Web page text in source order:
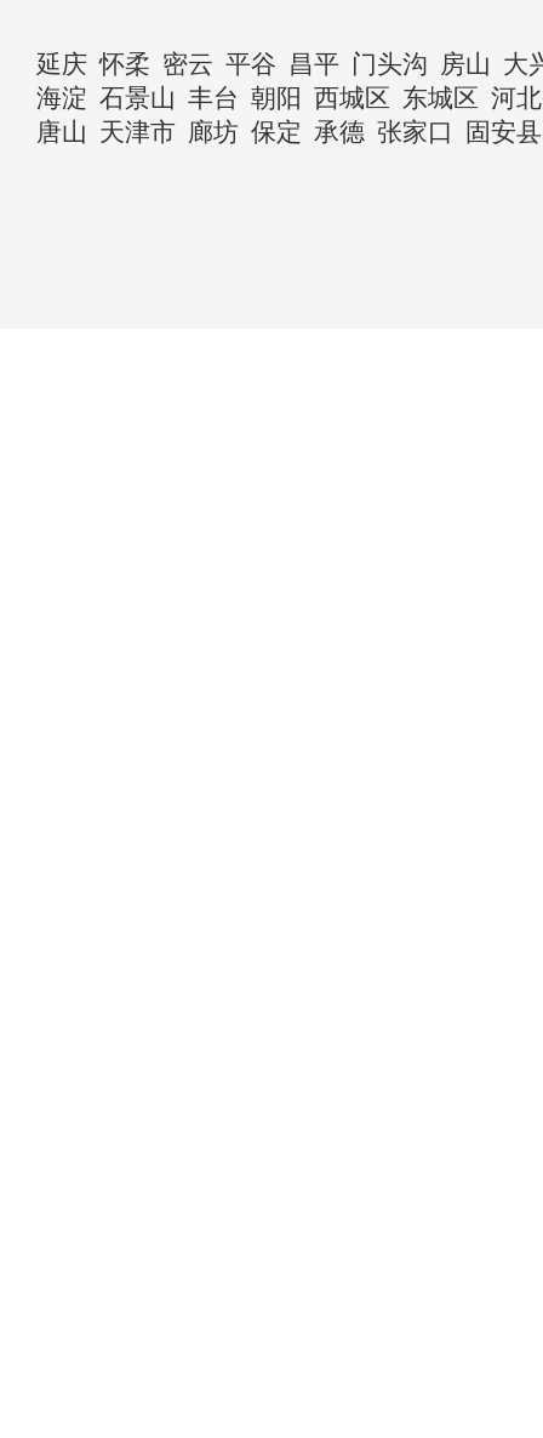
延庆 怀柔 密云 平谷 昌平 门头沟 房山 大
海淀 石景山 丰台 朝阳 西城区 东城区 河
唐山 天津市 廊坊 保定 承德 张家口 固安县